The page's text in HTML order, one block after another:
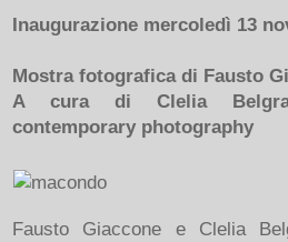
Inaugurazione mercoledì 13
Mostra fotografica di Fausto
A cura di Clelia
contemporary photography
Fausto Giaccone e Clelia